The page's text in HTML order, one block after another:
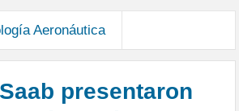
Aeronáutica
presentaron